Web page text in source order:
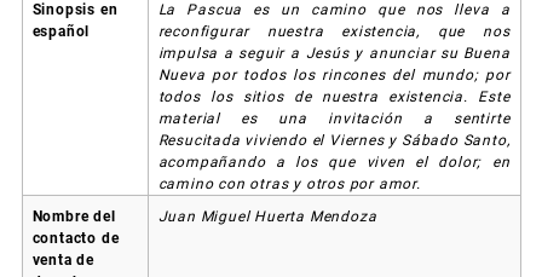
Sinopsis en
español
La Pascua es un camino que nos lleva a
reconfigurar nuestra existencia, que nos
impulsa a seguir a Jesús y anunciar su Buena
Nueva por todos los rincones del mundo; por
todos los sitios de nuestra existencia. Este
material es una invitación a sentirte
Resucitada viviendo el Viernes y Sábado Santo,
acompañando a los que viven el dolor; en
camino con otras y otros por amor.
Nombre del
contacto de
venta de
Juan Miguel Huerta Mendoza